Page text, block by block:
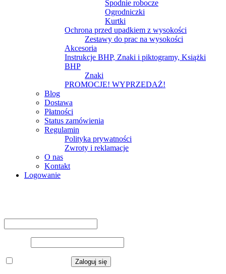
Spodnie robocze
Ogrodniczki
Kurtki
Ochrona przed upadkiem z wysokości
Zestawy do prac na wysokości
Akcesoria
Instrukcje BHP, Znaki i piktogramy, Książki
BHP
Znaki
PROMOCJE! WYPRZEDAŻ!
Blog
Dostawa
Płatności
Status zamówienia
Regulamin
Polityka prywatności
Zwroty i reklamacje
O nas
Kontakt
Logowanie
Zaloguj się